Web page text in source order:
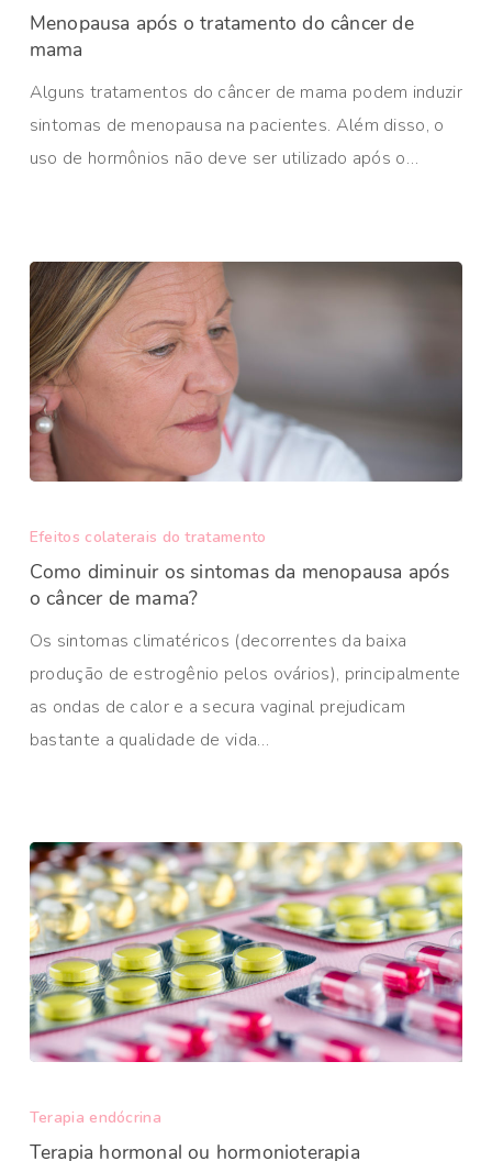
Menopausa após o tratamento do câncer de
mama
Alguns tratamentos do câncer de mama podem induzir
sintomas de menopausa na pacientes. Além disso, o
uso de hormônios não deve ser utilizado após o…
Efeitos colaterais do tratamento
Como diminuir os sintomas da menopausa após
o câncer de mama?
Os sintomas climatéricos (decorrentes da baixa
produção de estrogênio pelos ovários), principalmente
as ondas de calor e a secura vaginal prejudicam
bastante a qualidade de vida…
Terapia endócrina
Terapia hormonal ou hormonioterapia